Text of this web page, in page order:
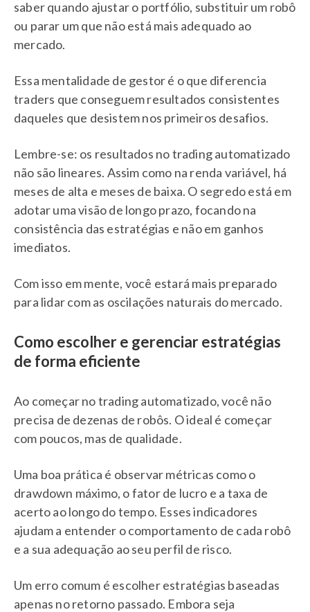
saber quando ajustar o portfólio, substituir um robô
ou parar um que não está mais adequado ao
mercado.
Essa mentalidade de gestor é o que diferencia
traders que conseguem resultados consistentes
daqueles que desistem nos primeiros desafios.
Lembre-se: os resultados no trading automatizado
não são lineares. Assim como na renda variável, há
meses de alta e meses de baixa. O segredo está em
adotar uma visão de longo prazo, focando na
consistência das estratégias e não em ganhos
imediatos.
Com isso em mente, você estará mais preparado
para lidar com as oscilações naturais do mercado.
Como escolher e gerenciar estratégias
de forma eficiente
Ao começar no trading automatizado, você não
precisa de dezenas de robôs. O ideal é começar
com poucos, mas de qualidade.
Uma boa prática é observar métricas como o
drawdown máximo, o fator de lucro e a taxa de
acerto ao longo do tempo. Esses indicadores
ajudam a entender o comportamento de cada robô
e a sua adequação ao seu perfil de risco.
Um erro comum é escolher estratégias baseadas
apenas no retorno passado. Embora seja